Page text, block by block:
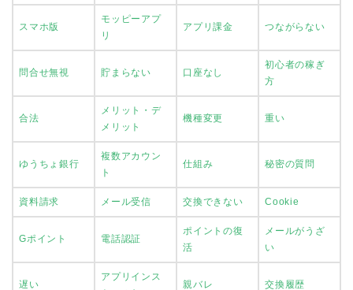
スマホ版
モッピーアプ
リ
アプリ課金 つながらない
問合せ無視 貯まらない 口座なし
初心者の稼ぎ
方
合法
メリット・デ
メリット
機種変更 重い
ゆうちょ銀行
複数アカウン
ト
仕組み 秘密の質問
資料請求 メール受信 交換できない Cookie
Gポイント 電話認証
ポイントの復
活
メールがうざ
い
遅い
アプリインス
親バレ 交換履歴